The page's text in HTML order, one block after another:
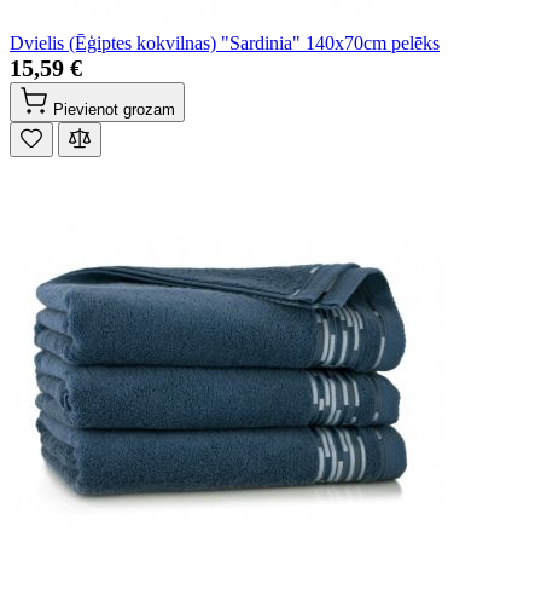
Dvielis (Ēģiptes kokvilnas) "Sardinia" 140x70cm pelēks
15,59 €
Pievienot grozam